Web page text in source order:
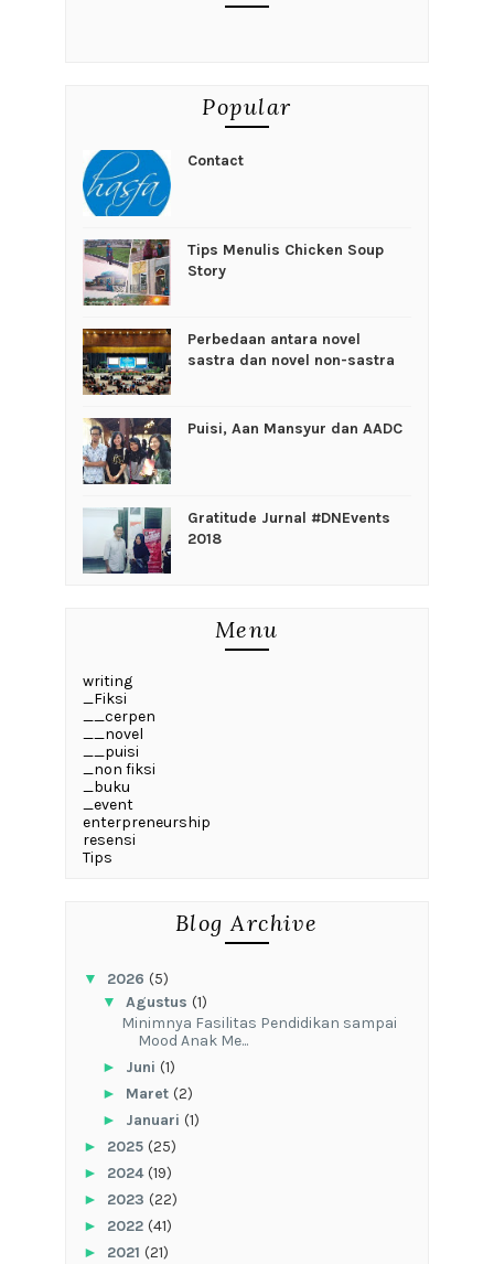
Popular
Contact
Tips Menulis Chicken Soup
Story
Perbedaan antara novel
sastra dan novel non-sastra
Puisi, Aan Mansyur dan AADC
Gratitude Jurnal #DNEvents
2018
Menu
writing
_Fiksi
__cerpen
__novel
__puisi
_non fiksi
_buku
_event
enterpreneurship
resensi
Tips
Blog Archive
▼ 2026 (5)
▼ Agustus (1)
‎Minimnya Fasilitas Pendidikan sampai
Mood Anak Me...
► Juni (1)
► Maret (2)
► Januari (1)
► 2025 (25)
► 2024(19)
► 2023 (22)
► 2022 (41)
► 2021 (21)